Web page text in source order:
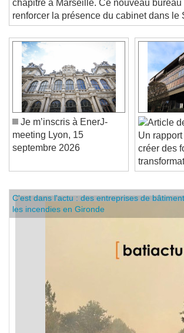
chapitre à Marseille. Ce nouveau bureau
renforcer la présence du cabinet dans le
Je m’inscris à EnerJ-
meeting Lyon, 15
septembre 2026
Un
créer des
C'est dans l'actu : des entreprises de
les incendies en Gironde